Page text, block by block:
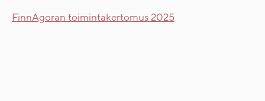
FinnAgoran toimintakertomus 2025